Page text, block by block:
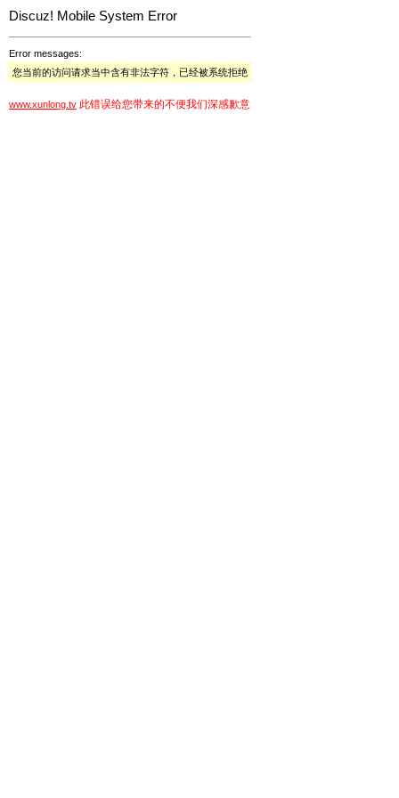
Discuz! Mobile System Error
Error messages:
您当前的访问请求当中含有非法字符，已经被系统拒绝
www.xunlong.tv 此错误给您带来的不便我们深感歉意